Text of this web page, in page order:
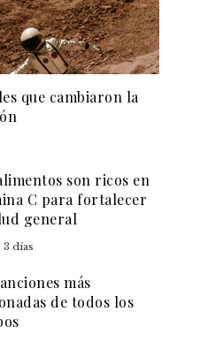
que cambiaron la
son ricos en
C para fortalecer
general
3 días
más
de todos los